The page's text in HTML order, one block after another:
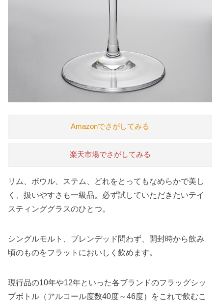
Amazonでさがしてみる
楽天市場でさがしてみる
リム、ボウル、ステム、どれをとってもなめらかで美し
く、扱いやすさも一級品。必ず試していただきたいテイ
スティンググラスのひとつ。
シングルモルト、ブレンデッド問わず、開封時から飲み
頃のものをフラットにおいしく飲めます。
現行品の10年や12年といった各ブランドのフラッグシッ
プボトル（アルコール度数40度～46度）をこれで飲むこ